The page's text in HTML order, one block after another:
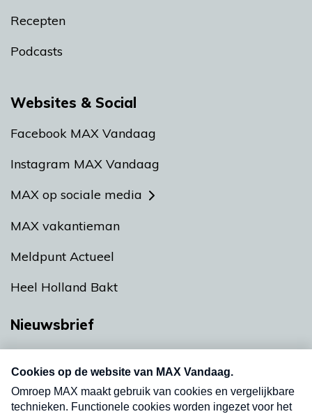
Recepten
Podcasts
Websites & Social
Facebook MAX Vandaag
Instagram MAX Vandaag
MAX op sociale media
MAX vakantieman
Meldpunt Actueel
Heel Holland Bakt
Nieuwsbrief
nieuwsbrief. Elke vrijdag- en dinsdagochtend in
uw mailbox.